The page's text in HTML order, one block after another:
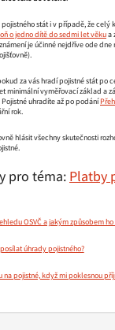
stát i v případě, že celý
o jedno dítě do sedmi let věkua
je účinné nejdříve ode
za vás hradí pojistné stát po
minimální vyměřovací základ a
Pojistné uhradíte až po podání
rok.
hlásit všechny skutečnosti
pro téma: Platby
OSVČ a jakým způsobem
úhrady pojistného?
na pojistné, když mi poklesnou